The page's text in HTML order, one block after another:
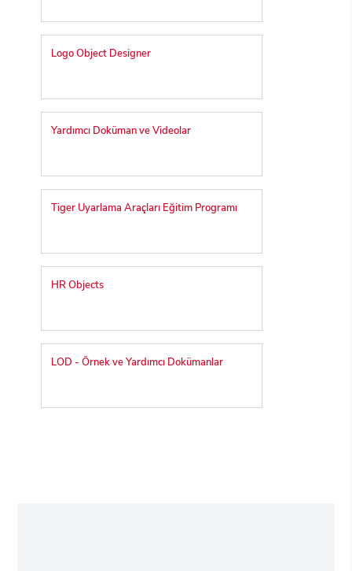
Logo Object Designer
Yardımcı Doküman ve Videolar
Tiger Uyarlama Araçları Eğitim Programı
HR Objects
LOD - Örnek ve Yardımcı Dokümanlar